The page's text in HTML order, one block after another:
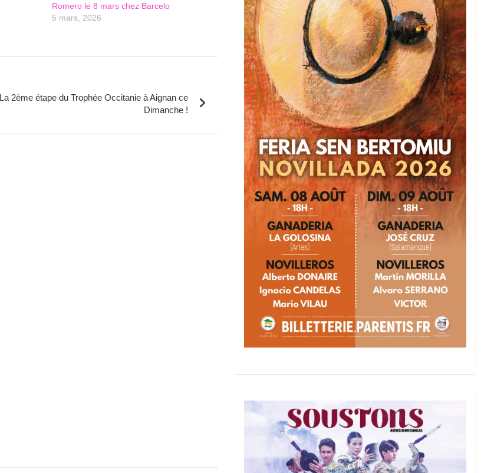
Romero le 8 mars chez Barcelo
5 mars, 2026
La 2ème étape du Trophée Occitanie à Aignan ce
Dimanche !